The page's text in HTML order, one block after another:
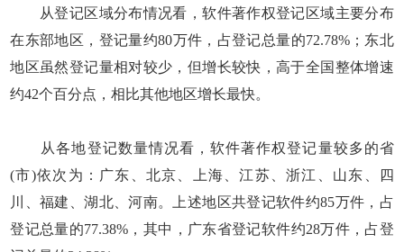
从登记区域分布情况看，软件著作权登记区域主要分布
在东部地区，登记量约80万件，占登记总量的72.78%；东北
地区虽然登记量相对较少，但增长较快，高于全国整体增速
约42个百分点，相比其他地区增长最快。
从各地登记数量情况看，软件著作权登记量较多的省
(市)依次为：广东、北京、上海、江苏、浙江、山东、四
川、福建、湖北、河南。上述地区共登记软件约85万件，占
登记总量的77.38%，其中，广东省登记软件约28万件，占登